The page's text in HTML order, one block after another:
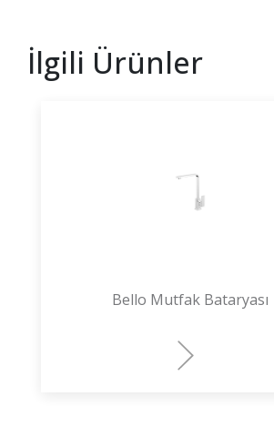
İlgili Ürünler
Bello Mutfak Bataryası